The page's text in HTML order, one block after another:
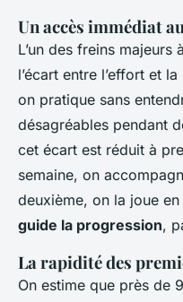
Un accès immédiat
L’un des freins majeurs
l’écart entre l’effort et
on pratique sans
désagréables pendant
cet écart est réduit à
semaine, on
deuxième, on la joue en
guide la progression,
La rapidité des
On estime que près de